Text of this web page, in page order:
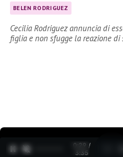
BELEN RODRIGUEZ
Cecilia Rodriguez annuncia di
figlia e non sfugge la reazione di
0:30 /
3:35